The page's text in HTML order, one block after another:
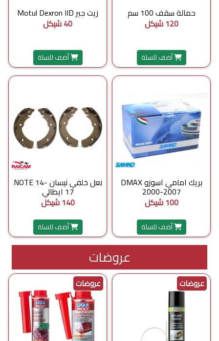
حمالة سقف 100 سم
120 شيكل
أضف للسلة
زيت جير Motul Dexron IID
40 شيكل
أضف للسلة
بريك امامي اسوزو DMAX
2000-2007
100 شيكل
أضف للسلة
نعل خلفي نيسان NOTE 14-
17 ايطالي
140 شيكل
أضف للسلة
عروضات
عروضات عروضات